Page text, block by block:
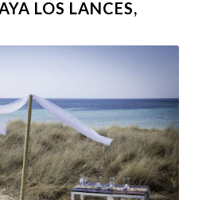
LOS LANCES,